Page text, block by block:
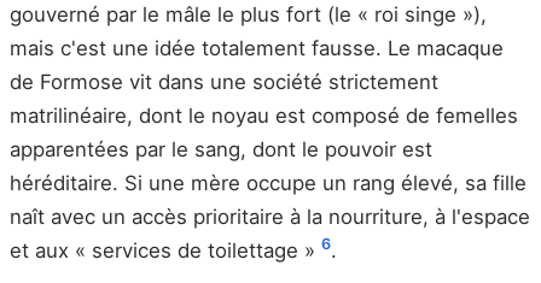
gouverné par le mâle le plus fort (le « roi singe »),
mais c'est une idée totalement fausse. Le macaque
de Formose vit dans une société strictement
matrilinéaire, dont le noyau est composé de femelles
apparentées par le sang, dont le pouvoir est
héréditaire. Si une mère occupe un rang élevé, sa fille
naît avec un accès prioritaire à la nourriture, à l'espace
et aux « services de toilettage » 6.